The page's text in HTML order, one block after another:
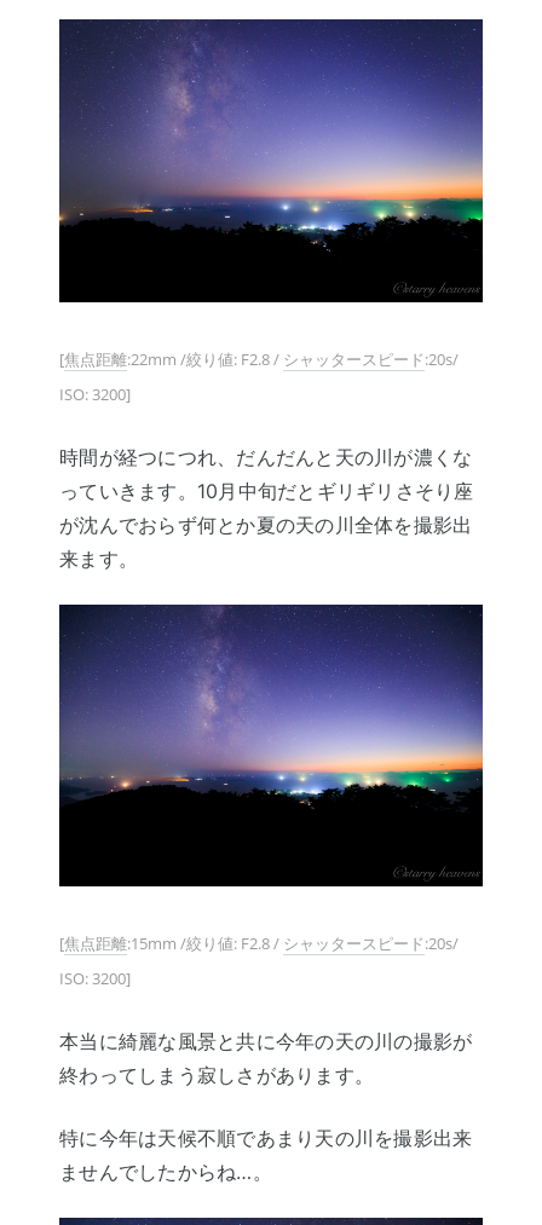
[焦点距離:22mm /絞り値: F2.8 / シャッタースピード:20s/
ISO: 3200]
時間が経つにつれ、だんだんと天の川が濃くな
っていきます。10月中旬だとギリギリさそり座
が沈んでおらず何とか夏の天の川全体を撮影出
来ます。
[焦点距離:15mm /絞り値: F2.8 / シャッタースピード:20s/
ISO: 3200]
本当に綺麗な風景と共に今年の天の川の撮影が
終わってしまう寂しさがあります。
特に今年は天候不順であまり天の川を撮影出来
ませんでしたからね…。